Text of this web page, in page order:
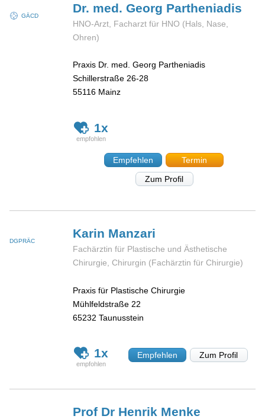
GÄCD
Dr. med. Georg Partheniadis
HNO-Arzt, Facharzt für HNO (Hals, Nase,
Ohren)
Praxis Dr. med. Georg Partheniadis
Schillerstraße 26-28
55116 Mainz
1x
Empfehlen
Termin
Zum Profil
DGPRÄC
Karin Manzari
Fachärztin für Plastische und Ästhetische
Chirurgie, Chirurgin (Fachärztin für Chirurgie)
Praxis für Plastische Chirurgie
Mühlfeldstraße 22
65232 Taunusstein
1x Empfehlen Zum Profil
Prof Dr Henrik Menke